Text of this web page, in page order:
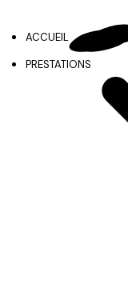
ACCUEIL
PRESTATIONS